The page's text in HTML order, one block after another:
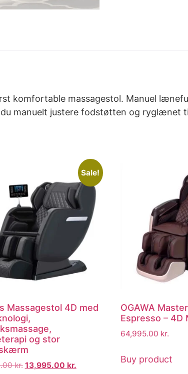
komfortable massagestol. Manuel
manuelt justere fodstøtten og ryglænet
Sale!
Massagestol 4D med
og stor
kr. 13,995.00 kr.
OGAWA
Espresso – 4D
64,995.00 kr.
Buy product